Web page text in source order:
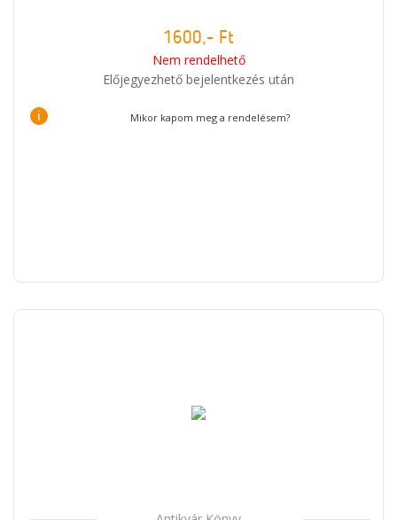
1600,- Ft
Nem rendelhető
Előjegyezhető bejelentkezés után
i Mikor kapom meg a rendelésem?